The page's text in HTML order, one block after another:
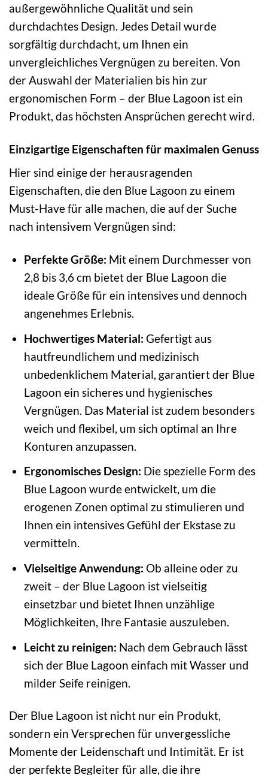
außergewöhnliche Qualität und sein
durchdachtes Design. Jedes Detail wurde
sorgfältig durchdacht, um Ihnen ein
unvergleichliches Vergnügen zu bereiten. Von
der Auswahl der Materialien bis hin zur
ergonomischen Form – der Blue Lagoon ist ein
Produkt, das höchsten Ansprüchen gerecht wird.
Einzigartige Eigenschaften für maximalen Genuss
Hier sind einige der herausragenden
Eigenschaften, die den Blue Lagoon zu einem
Must-Have für alle machen, die auf der Suche
nach intensivem Vergnügen sind:
Perfekte Größe: Mit einem Durchmesser von
2,8 bis 3,6 cm bietet der Blue Lagoon die
ideale Größe für ein intensives und dennoch
angenehmes Erlebnis.
Hochwertiges Material: Gefertigt aus
hautfreundlichem und medizinisch
unbedenklichem Material, garantiert der Blue
Lagoon ein sicheres und hygienisches
Vergnügen. Das Material ist zudem besonders
weich und flexibel, um sich optimal an Ihre
Konturen anzupassen.
Ergonomisches Design: Die spezielle Form des
Blue Lagoon wurde entwickelt, um die
erogenen Zonen optimal zu stimulieren und
Ihnen ein intensives Gefühl der Ekstase zu
vermitteln.
Vielseitige Anwendung: Ob alleine oder zu
zweit – der Blue Lagoon ist vielseitig
einsetzbar und bietet Ihnen unzählige
Möglichkeiten, Ihre Fantasie auszuleben.
Leicht zu reinigen: Nach dem Gebrauch lässt
sich der Blue Lagoon einfach mit Wasser und
milder Seife reinigen.
Der Blue Lagoon ist nicht nur ein Produkt,
sondern ein Versprechen für unvergessliche
Momente der Leidenschaft und Intimität. Er ist
der perfekte Begleiter für alle, die ihre